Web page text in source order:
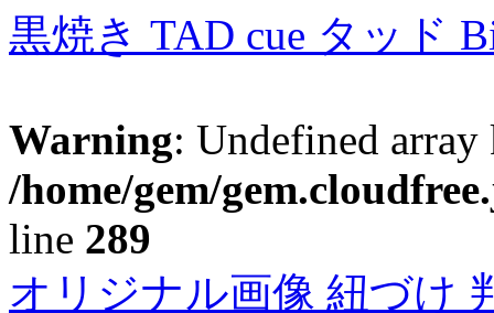
黒焼き TAD cue タッド
Warning: Undefined
/home/gem/
line 289
オリジナル画像 紐づけ